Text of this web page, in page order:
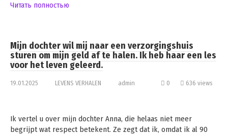
Читать полностью
Mijn dochter wil mij naar een verzorgingshuis
sturen om mijn geld af te halen. Ik heb haar een les
voor het leven geleerd.
19.01.2025 LEVENS VERHALEN admin 0 636 views
Ik vertel u over mijn dochter Anna, die helaas niet meer
begrijpt wat respect betekent. Ze zegt dat ik, omdat ik al 90